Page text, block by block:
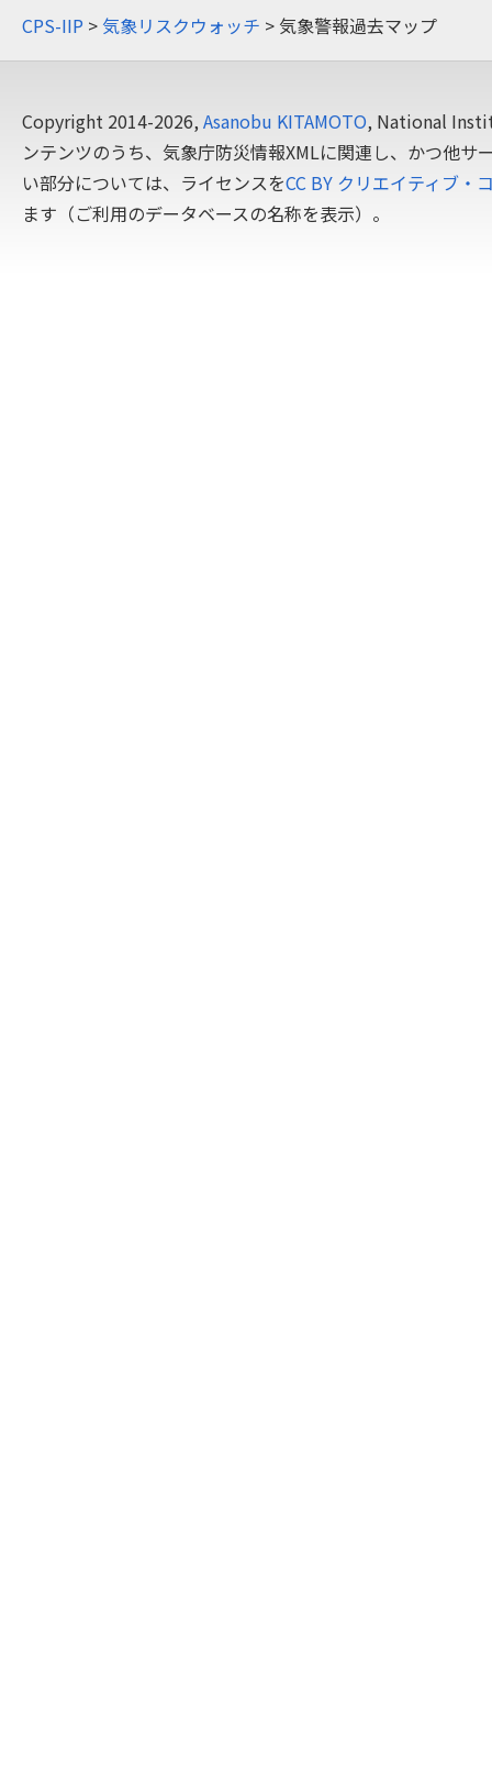
CPS-IIP >気象リスクウォッチ > 気象警報過去マップ
Copyright 2014-2026, Asanobu KITAMOTO, National
ンテンツのうち、気象庁防災情報XMLに関連し、かつ他サ
い部分については、ライセンスをCC BY クリエイティブ・
ます（ご利用のデータベースの名称を表示）。